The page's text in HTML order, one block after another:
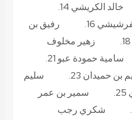
12. حسين باردي 13. خالد الكريشي 14.
خليل الزاوية 15. خولة الفرشيشي 16. رفيق بن
قارة 17. زكية الضيفاوي 18. زهير مخلوف
19. سالم خليفة 20. سامية حمودة عبو 21.
سعيد المشيشي 22. سليم بن حميدان 23. سليم
بوخذير 24. سمير النفزي 25. سمير بن عمر
26. سهام بن سدرين 27. شكري رجب